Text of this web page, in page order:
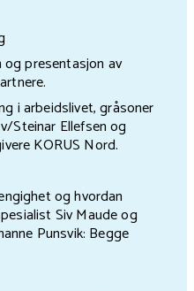
og presentasjon av
i arbeidslivet, gråsoner
Steinar Ellefsen og
KORUS Nord.
og hvordan
Siv Maude og
Punsvik: Begge